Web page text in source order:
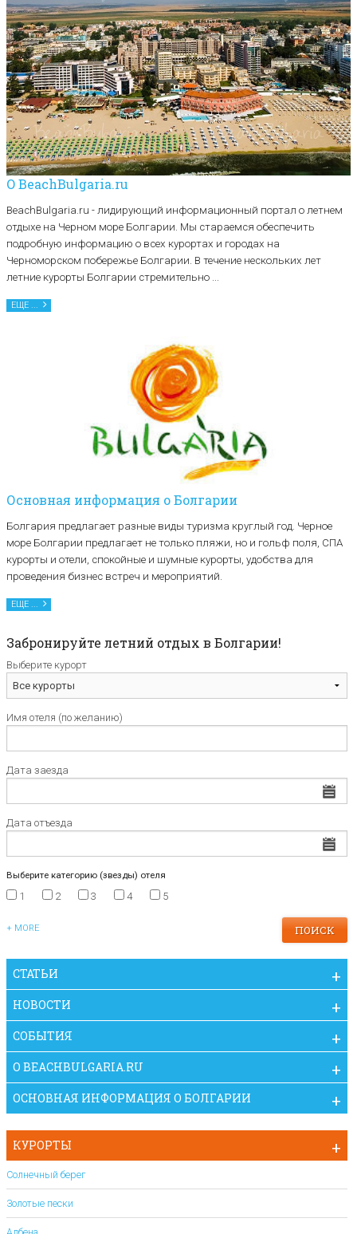
O BeachBulgaria.ru
BeachBulgaria.ru - лидирующий информационный портал о летнем
отдыхе на Черном море Болгарии. Мы стараемся обеспечить
подробную информацию о всех курортах и городах на
Черноморском побережье Болгарии. В течение нескольких лет
летние курорты Болгарии стремительно ...
ЕЩЕ ...
Основная информация о Болгарии
Болгария предлагает разные виды туризма круглый год. Черное
море Болгарии предлагает не только пляжи, но и гольф поля, СПА
курорты и отели, спокойные и шумные курорты, удобства для
проведения бизнес встреч и мероприятий.
ЕЩЕ ...
Забронируйте летний отдых в Болгарии!
Выберите курорт
Имя отеля (по желанию)
Дата заезда
Дата отъезда
Выберите категорию (звезды) отеля
1 2 3 4 5
+ MORE
СТАТЬИ
НОВОСТИ
СОБЫТИЯ
O BEACHBULGARIA.RU
ОСНОВНАЯ ИНФОРМАЦИЯ О БОЛГАРИИ
КУРОРТЫ
Солнечный берег
Золотые пески